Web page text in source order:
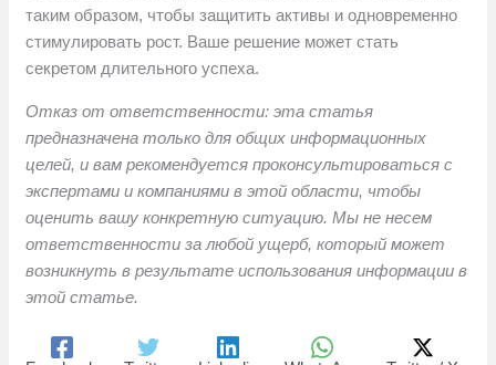
таким образом, чтобы защитить активы и одновременно
стимулировать рост. Ваше решение может стать
секретом длительного успеха.
Отказ от ответственности: эта статья
предназначена только для общих информационных
целей, и вам рекомендуется проконсультироваться с
экспертами и компаниями в этой области, чтобы
оценить вашу конкретную ситуацию. Мы не несем
ответственности за любой ущерб, который может
возникнуть в результате использования информации в
этой статье.